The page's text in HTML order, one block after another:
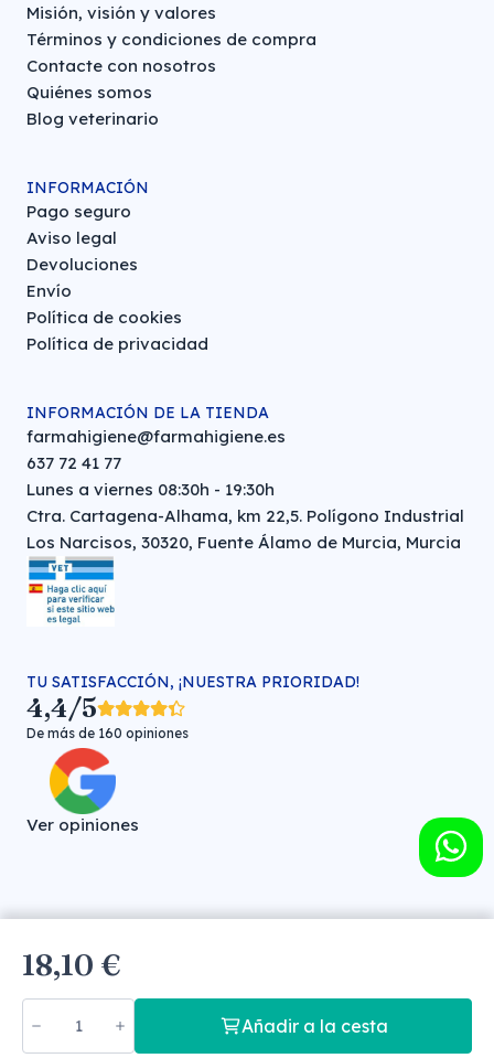
18,10 €
Añadir a la cesta
Misión, visión y valores
Términos y condiciones de compra
Contacte con nosotros
Quiénes somos
Blog veterinario
INFORMACIÓN
Pago seguro
Aviso legal
Devoluciones
Envío
Política de cookies
Política de privacidad
INFORMACIÓN DE LA TIENDA
farmahigiene@farmahigiene.es
637 72 41 77
Lunes a viernes 08:30h - 19:30h
Ctra. Cartagena-Alhama, km 22,5. Polígono Industrial
Los Narcisos, 30320, Fuente Álamo de Murcia, Murcia
TU SATISFACCIÓN, ¡NUESTRA PRIORIDAD!
4,4/5
De más de 160 opiniones
Ver opiniones
30706451)